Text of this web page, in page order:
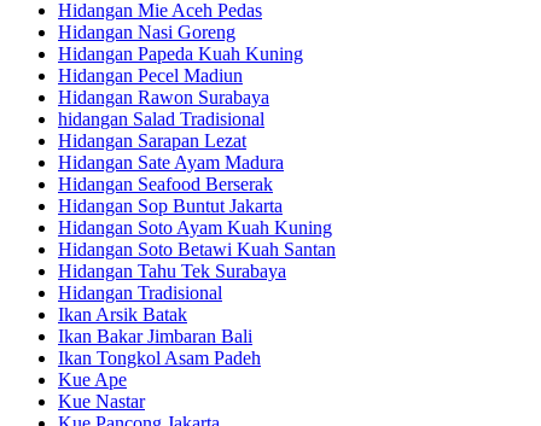
Hidangan Mie Aceh Pedas
Hidangan Nasi Goreng
Hidangan Papeda Kuah Kuning
Hidangan Pecel Madiun
Hidangan Rawon Surabaya
hidangan Salad Tradisional
Hidangan Sarapan Lezat
Hidangan Sate Ayam Madura
Hidangan Seafood Berserak
Hidangan Sop Buntut Jakarta
Hidangan Soto Ayam Kuah Kuning
Hidangan Soto Betawi Kuah Santan
Hidangan Tahu Tek Surabaya
Hidangan Tradisional
Ikan Arsik Batak
Ikan Bakar Jimbaran Bali
Ikan Tongkol Asam Padeh
Kue Ape
Kue Nastar